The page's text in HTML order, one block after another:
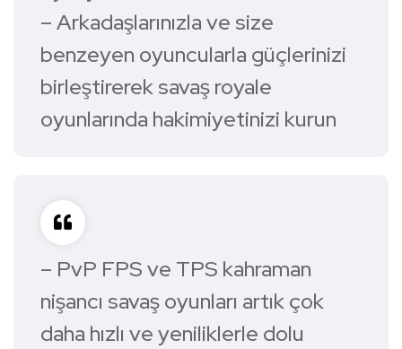
– Arkadaşlarınızla ve size
benzeyen oyuncularla güçlerinizi
birleştirerek savaş royale
oyunlarında hakimiyetinizi kurun
– PvP FPS ve TPS kahraman
nişancı savaş oyunları artık çok
daha hızlı ve yeniliklerle dolu